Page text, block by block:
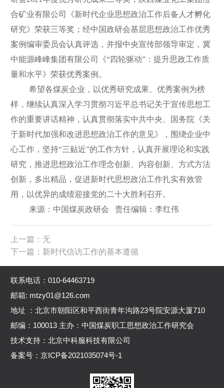
合矿业有限公司《新时代企业思想政治工作后备人才孵化
研究》荣获三等奖；经中国政研会基层思想政治工作优秀
案例编审委员会认真评选，并报中央宣传部领导审定，冀
中能源峰峰集团有限公司《“四轮驱动”：提升思政工作质
量和水平》荣获优秀案例。
希望各煤炭企业，以优秀研究成果、优秀案例为榜
样，继续认真深入学习贯彻习近平总书记关于宣传思想工
作的重要讲话精神，认真贯彻落实中共中央、国务院《关
于新时代加强和改进思想政治工作的意见》，围绕企业中
心工作，坚持“三贴近”的工作方针，认真开展理论和实践
研究，推进思想政治工作理念创新、内容创新、方式方法
创新，多出精品，促进新时代思想政治工作扎实有效管
用，以优异的成绩迎接党的二十大胜利召开。
来源：中国煤炭政研会 责任编辑：李红伟
上一篇：无
下一篇：新时代信访工作的基本遵循
联系电话：010-64463719
邮箱: mtzy01@126.com
地址 ：北京市朝阳区和平西街青年沟路23号院安源大厦710
邮编：100013 主办：中国煤炭职工思想政治工作研究会
技术支持：北京中科服科技有限公司
备案号： 京ICP备2021035074号-1